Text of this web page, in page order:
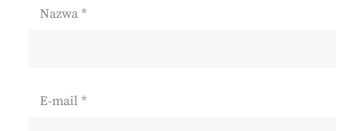
Nazwa *
E-mail *